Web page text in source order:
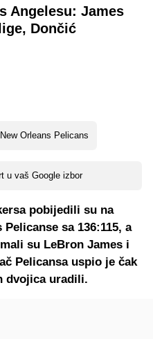
Angelesu: James
Dončić
New Orleans Pelicans
u vaš Google izbor
pobijedili su na
sa 136:115, a
su LeBron James i
Pelicansa uspio je čak
dvojica uradili.